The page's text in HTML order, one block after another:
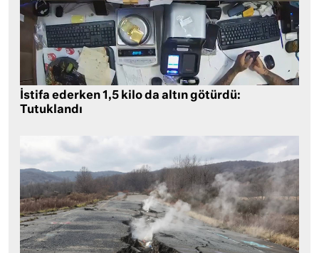
İstifa ederken 1,5 kilo da altın götürdü:
Tutuklandı